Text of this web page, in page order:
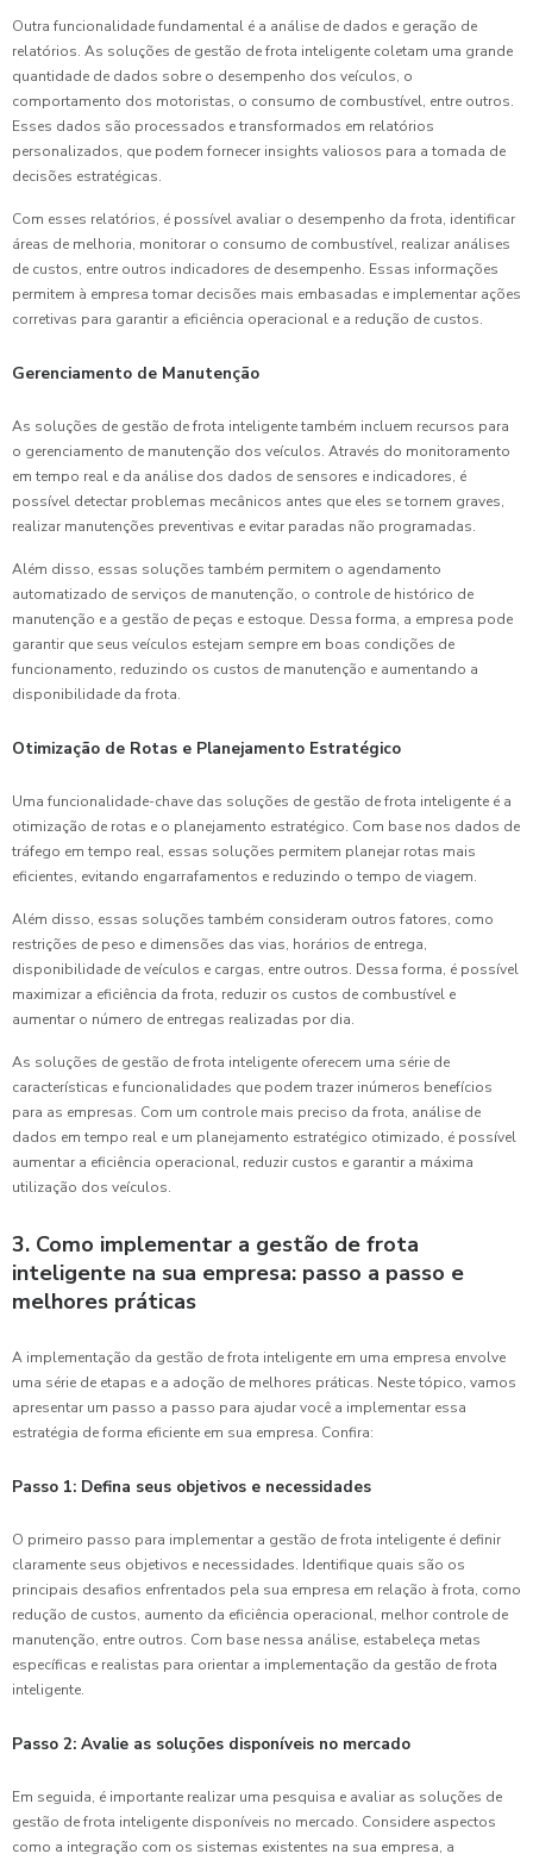
Outra funcionalidade fundamental é a análise de dados e geração de
relatórios. As soluções de gestão de frota inteligente coletam uma grande
quantidade de dados sobre o desempenho dos veículos, o
comportamento dos motoristas, o consumo de combustível, entre outros.
Esses dados são processados e transformados em relatórios
personalizados, que podem fornecer insights valiosos para a tomada de
decisões estratégicas.
Com esses relatórios, é possível avaliar o desempenho da frota, identificar
áreas de melhoria, monitorar o consumo de combustível, realizar análises
de custos, entre outros indicadores de desempenho. Essas informações
permitem à empresa tomar decisões mais embasadas e implementar ações
corretivas para garantir a eficiência operacional e a redução de custos.
Gerenciamento de Manutenção
As soluções de gestão de frota inteligente também incluem recursos para
o gerenciamento de manutenção dos veículos. Através do monitoramento
em tempo real e da análise dos dados de sensores e indicadores, é
possível detectar problemas mecânicos antes que eles se tornem graves,
realizar manutenções preventivas e evitar paradas não programadas.
Além disso, essas soluções também permitem o agendamento
automatizado de serviços de manutenção, o controle de histórico de
manutenção e a gestão de peças e estoque. Dessa forma, a empresa pode
garantir que seus veículos estejam sempre em boas condições de
funcionamento, reduzindo os custos de manutenção e aumentando a
disponibilidade da frota.
Otimização de Rotas e Planejamento Estratégico
Uma funcionalidade-chave das soluções de gestão de frota inteligente é a
otimização de rotas e o planejamento estratégico. Com base nos dados de
tráfego em tempo real, essas soluções permitem planejar rotas mais
eficientes, evitando engarrafamentos e reduzindo o tempo de viagem.
Além disso, essas soluções também consideram outros fatores, como
restrições de peso e dimensões das vias, horários de entrega,
disponibilidade de veículos e cargas, entre outros. Dessa forma, é possível
maximizar a eficiência da frota, reduzir os custos de combustível e
aumentar o número de entregas realizadas por dia.
As soluções de gestão de frota inteligente oferecem uma série de
características e funcionalidades que podem trazer inúmeros benefícios
para as empresas. Com um controle mais preciso da frota, análise de
dados em tempo real e um planejamento estratégico otimizado, é possível
aumentar a eficiência operacional, reduzir custos e garantir a máxima
utilização dos veículos.
3. Como implementar a gestão de frota
inteligente na sua empresa: passo a passo e
melhores práticas
A implementação da gestão de frota inteligente em uma empresa envolve
uma série de etapas e a adoção de melhores práticas. Neste tópico, vamos
apresentar um passo a passo para ajudar você a implementar essa
estratégia de forma eficiente em sua empresa. Confira:
Passo 1: Defina seus objetivos e necessidades
O primeiro passo para implementar a gestão de frota inteligente é definir
claramente seus objetivos e necessidades. Identifique quais são os
principais desafios enfrentados pela sua empresa em relação à frota, como
redução de custos, aumento da eficiência operacional, melhor controle de
manutenção, entre outros. Com base nessa análise, estabeleça metas
específicas e realistas para orientar a implementação da gestão de frota
inteligente.
Passo 2: Avalie as soluções disponíveis no mercado
Em seguida, é importante realizar uma pesquisa e avaliar as soluções de
gestão de frota inteligente disponíveis no mercado. Considere aspectos
como a integração com os sistemas existentes na sua empresa, a